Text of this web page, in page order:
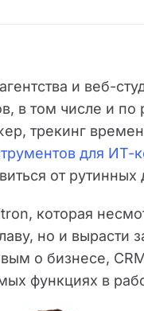
и веб-
в том числе и по
трекинг
для ИТ-
от рутинных
которая
но и
о бизнесе,
функциях в